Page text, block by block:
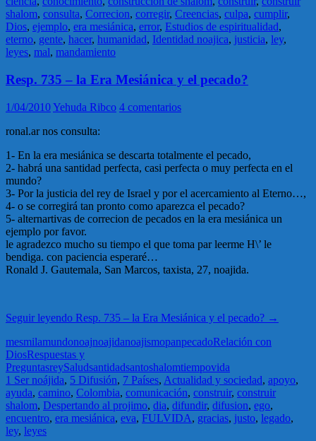
shalom, consulta, Correcion, corregir, Creencias, culpa, cumplir,
Dios, ejemplo, era mesiánica, error, Estudios de espiritualidad,
eterno, gente, hacer, humanidad, Identidad noajica, justicia, ley,
leyes, mal, mandamiento
Resp. 735 – la Era Mesiánica y el pecado?
1/04/2010Yehuda Ribco 4 comentarios
ronal.ar nos consulta:
1- En la era mesiánica se descarta totalmente el pecado,
2- habrá una santidad perfecta, casi perfecta o muy perfecta en el
mundo?
3- Por la justicia del rey de Israel y por el acercamiento al Eterno…,
4- o se corregirá tan pronto como aparezca el pecado?
5- alternartivas de correcion de pecados en la era mesiánica un
ejemplo por favor.
le agradezco mucho su tiempo el que toma par leerme H\’ le
bendiga. con paciencia esperaré…
Ronald J. Gautemala, San Marcos, taxista, 27, noajida.
Seguir leyendo Resp. 735 – la Era Mesiánica y el pecado? →
mesmilamundonoajnoajidanoajismopanpecadoRelación con
DiosRespuestas y
PreguntasreySaludsantidadsantoshalomtiempovida
1 Ser noájida, 5 Difusión, 7 Países, Actualidad y sociedad, apoyo,
ayuda, camino, Colombia, comunicación, construir, construir
shalom, Despertando al projimo, dia, difundir, difusion, ego,
encuentro, era mesiánica, eva, FULVIDA, gracias, justo, legado,
ley, leyes